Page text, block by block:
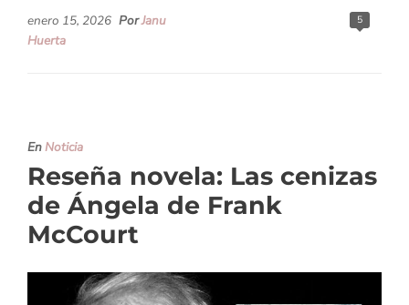
5
enero 15, 2026 PorJanu
Huerta
EnNoticia
Reseña novela: Las cenizas
de Ángela de Frank
McCourt